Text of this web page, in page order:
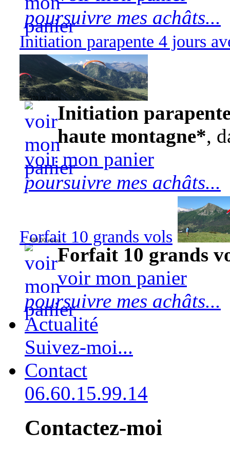
poursuivre mes achâts...
Initiation parapente 4 jours
570,00 euros
Initiation
haute montagne*,
voir mon panier
poursuivre mes achâts...
Forfait 10 grands vols
480,00 euros
Forfait 10 grands
voir mon panier
poursuivre mes achâts...
Actualité
Suivez-moi...
Contact
06.60.15.99.14
Contactez-moi